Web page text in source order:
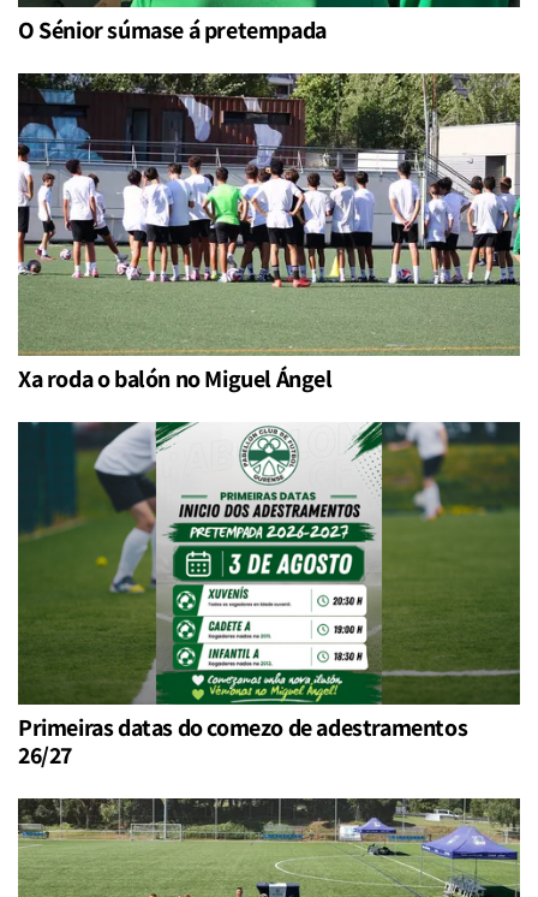
O Sénior súmase á pretempada
Xa roda o balón no Miguel Ángel
Primeiras datas do comezo de adestramentos
26/27